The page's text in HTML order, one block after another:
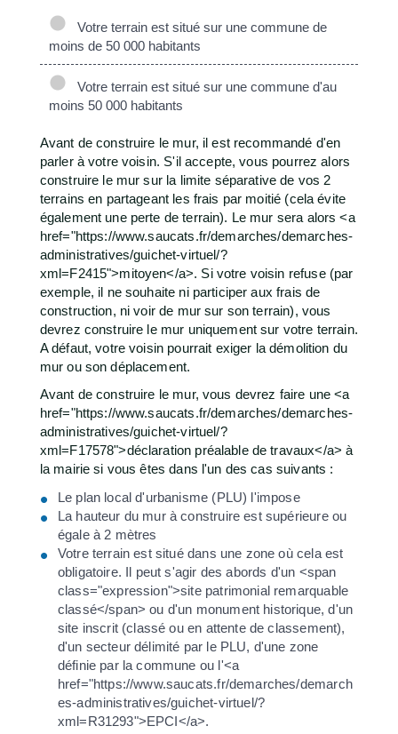
Votre terrain est situé sur une commune de
moins de 50 000 habitants
Votre terrain est situé sur une commune d'au
moins 50 000 habitants
Avant de construire le mur, il est recommandé d'en
parler à votre voisin. S'il accepte, vous pourrez alors
construire le mur sur la limite séparative de vos 2
terrains en partageant les frais par moitié (cela évite
également une perte de terrain). Le mur sera alors <a
href="https://www.saucats.fr/demarches/demarches-
administratives/guichet-virtuel/?
xml=F2415">mitoyen</a>. Si votre voisin refuse (par
exemple, il ne souhaite ni participer aux frais de
construction, ni voir de mur sur son terrain), vous
devrez construire le mur uniquement sur votre terrain.
A défaut, votre voisin pourrait exiger la démolition du
mur ou son déplacement.
Avant de construire le mur, vous devrez faire une <a
href="https://www.saucats.fr/demarches/demarches-
administratives/guichet-virtuel/?
xml=F17578">déclaration préalable de travaux</a> à
la mairie si vous êtes dans l'un des cas suivants :
Le plan local d'urbanisme (PLU) l'impose
La hauteur du mur à construire est supérieure ou
égale à 2 mètres
Votre terrain est situé dans une zone où cela est
obligatoire. Il peut s'agir des abords d'un <span
class="expression">site patrimonial remarquable
classé</span> ou d'un monument historique, d'un
site inscrit (classé ou en attente de classement),
d'un secteur délimité par le PLU, d'une zone
définie par la commune ou l'<a
href="https://www.saucats.fr/demarches/demarch
es-administratives/guichet-virtuel/?
xml=R31293">EPCI</a>.